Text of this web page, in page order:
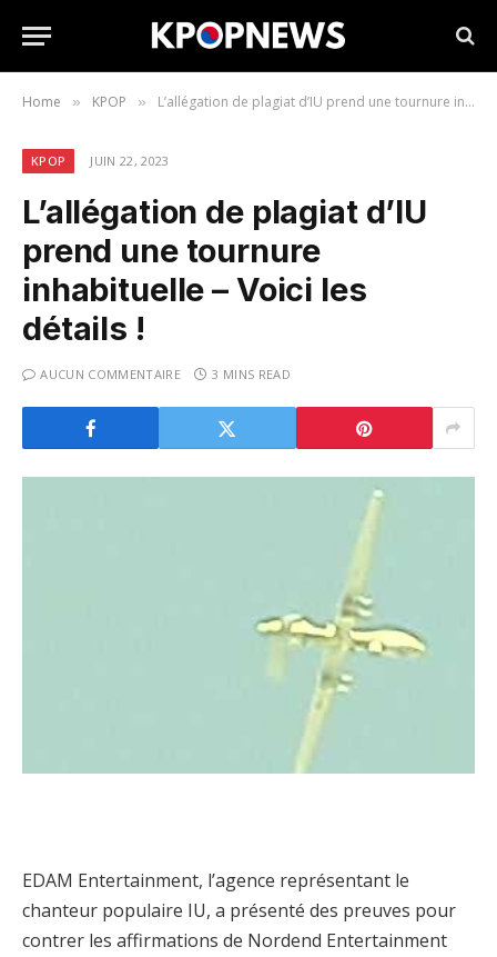
Home » KPOP » L’allégation de plagiat d’IU prend une tournure inhabituelle – Voici les détails !
KPOP JUIN 22, 2023
L’allégation de plagiat d’IU
prend une tournure
inhabituelle – Voici les
détails !
AUCUN COMMENTAIRE 3 MINS READ
EDAM Entertainment, l’agence représentant le
chanteur populaire IU, a présenté des preuves pour
contrer les affirmations de Nordend Entertainment